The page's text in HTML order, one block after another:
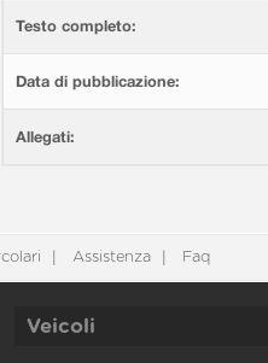
Testo completo:
Data di pubblicazione:
Allegati:
Assistenza Faq
Veicoli